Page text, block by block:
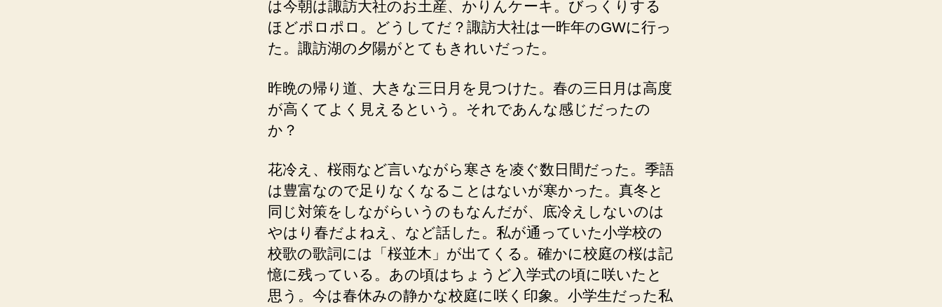
は今朝は諏訪大社のお土産、かりんケーキ。びっくりする
ほどポロポロ。どうしてだ？諏訪大社は一昨年のGWに行っ
た。諏訪湖の夕陽がとてもきれいだった。
昨晩の帰り道、大きな三日月を見つけた。春の三日月は高度
が高くてよく見えるという。それであんな感じだったの
か？
花冷え、桜雨など言いながら寒さを凌ぐ数日間だった。季語
は豊富なので足りなくなることはないが寒かった。真冬と
同じ対策をしながらいうのもなんだが、底冷えしないのは
やはり春だよねえ、など話した。私が通っていた小学校の
校歌の歌詞には「桜並木」が出てくる。確かに校庭の桜は記
憶に残っている。あの頃はちょうど入学式の頃に咲いたと
思う。今は春休みの静かな校庭に咲く印象。小学生だった私